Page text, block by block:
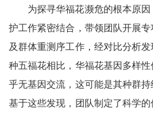
为探寻华福花濒危的根本原
护工作紧密结合，带领团队开展
及群体重测序工作，经对比分析
种五福花相比，华福花基因多样
乎无基因交流，这可能是其种群持
基于这些发现，团队制定了科学